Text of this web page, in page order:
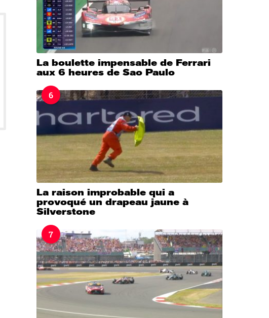
La boulette impensable de Ferrari
aux 6 heures de Sao Paulo
6
La raison improbable qui a
provoqué un drapeau jaune à
Silverstone
7